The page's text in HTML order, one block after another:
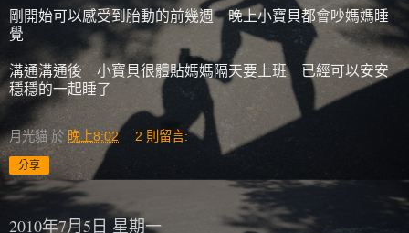
剛開始可以感受到胎動的前幾週 晚上小寶貝都會吵媽媽睡
覺
溝通溝通後 小寶貝很體貼媽媽隔天要上班 已經可以安安
穩穩的一起睡了
月光貓 於晚上8:02 2 則留言:
分享
2010年7月5日 星期一